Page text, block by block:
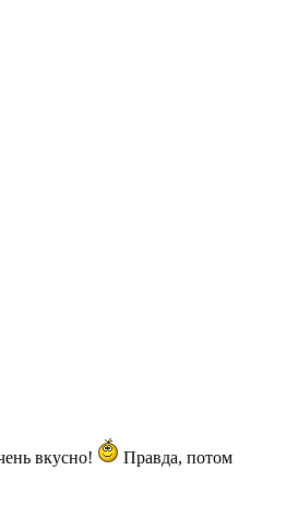
вкусно!
Правда, потом